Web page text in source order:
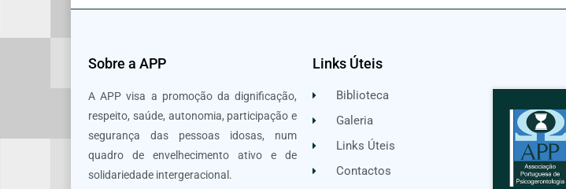
Sobre a APP
A APP visa a promoção da dignificação,
respeito, saúde, autonomia, participação e
segurança das pessoas idosas, num
quadro de envelhecimento ativo e de
solidariedade intergeracional.
Links Úteis
Biblioteca
Galeria
Links Úteis
Contactos